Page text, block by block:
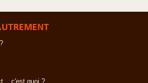
c'est quoi ?